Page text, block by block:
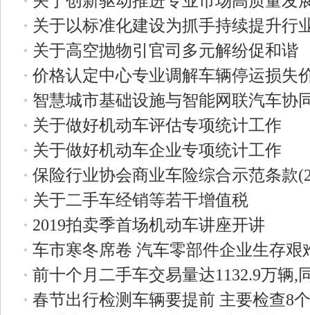
· 关于以标准化建设为抓手持续提升行
· 关于高空抛物引官司多元解纷促和谐
· 价格认定中心专业调解车辆停运损失
· 智慧城市基础设施与智能网联汽车协
· 关于做好机动车评估专项统计工作
· 关于做好机动车企业专项统计工作
· 保险行业协会商业车险综合示范条款
· 关于二手车经销等若干增值税
· 2019拍卖季首场机动车讲座开讲
· 车市寒冬席卷 汽车零部件企业生存艰
· 前十个月二手车交易量达1132.9万辆,
· 春节出行检测车辆要提前 主要检查8